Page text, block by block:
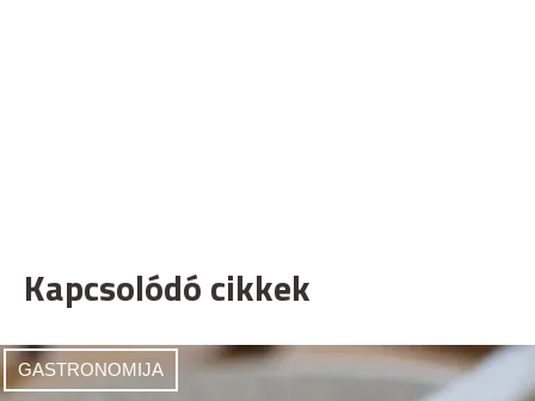
Kapcsolódó cikkek
GASTRONOMIJA